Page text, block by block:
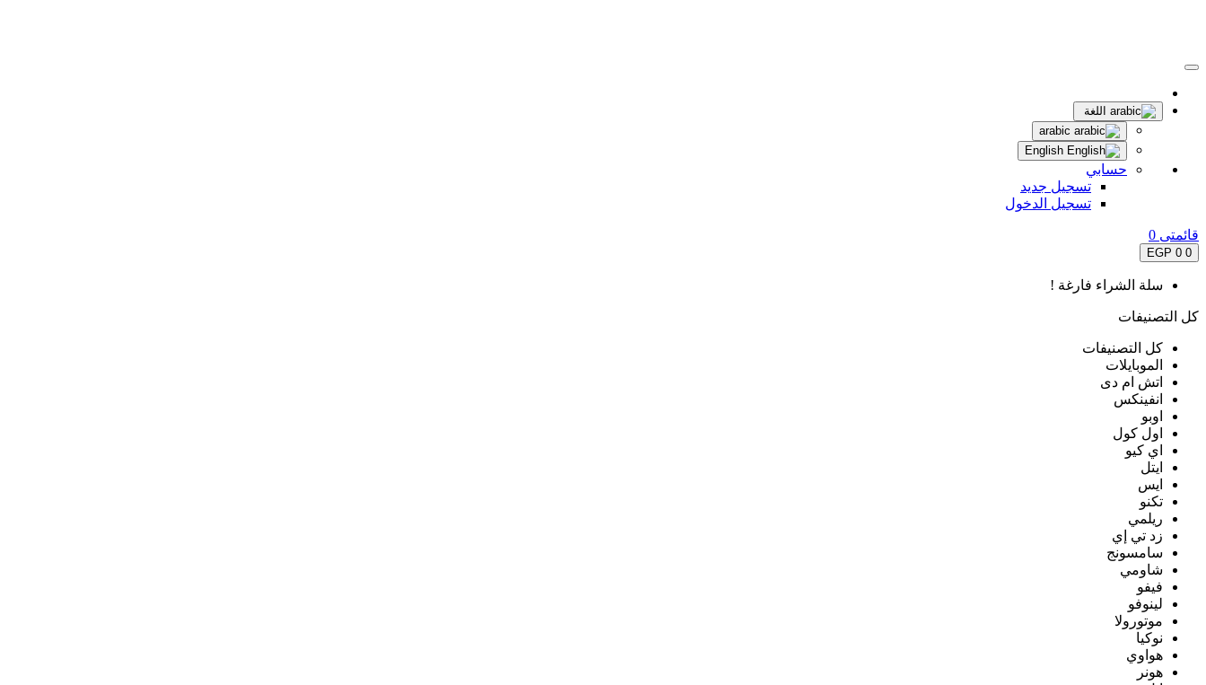
اللغة
حسابي
تسجيل جديد
تسجيل الدخول
قائمتى 0
0
0 EGP
سلة الشراء فارغة !
كل التصنيفات
كل التصنيفات
الموبايلات
اتش ام دى
انفينكس
اوبو
اول كول
اي كيو
ايتل
ايس
تكنو
ريلمي
زد تي إي
سامسونج
شاومي
فيفو
لينوفو
موتورولا
نوكيا
هواوي
هونر